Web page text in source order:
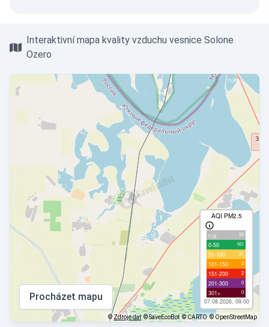
Interaktivní mapa kvality vzduchu vesnice Solone
Ozero
AQI PM2.5
с/д 93
0-50 161
51-100 91
101-150 2
151-200 2
201-300 0
301+ 0
07.08.2026, 09:00
Procházet mapu
© Zdroje dat © SaveEcoBot © CARTO © OpenStreetMap